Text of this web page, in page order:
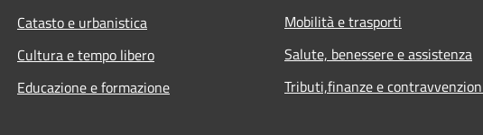
Catasto e urbanistica
Cultura e tempo libero
Educazione e formazione
Mobilità e trasporti
Salute, benessere e assistenza
Tributi,finanze e